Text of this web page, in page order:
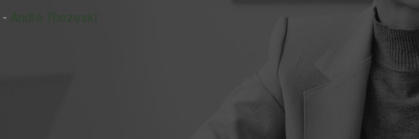
- André Thozeski